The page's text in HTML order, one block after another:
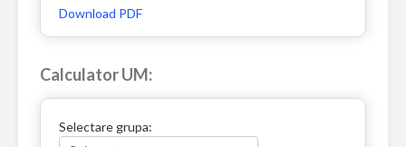
Download PDF
Calculator UM:
Selectare grupa: